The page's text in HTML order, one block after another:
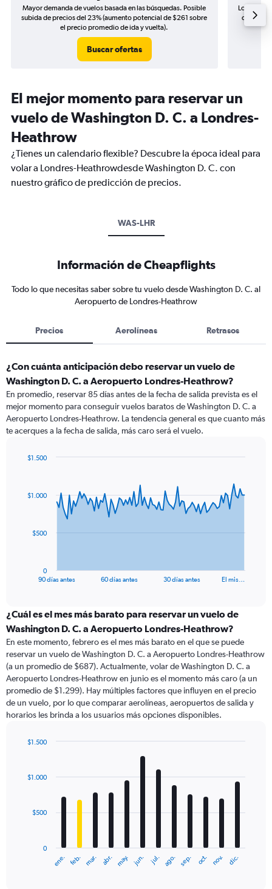
Mayor demanda de vuelos basada en las búsquedas. Posible
subida de precios del 23% (aumento potencial de $261 sobre
el precio promedio de ida y vuelta).
Buscar ofertas
Los
de
El mejor momento para reservar un
vuelo de Washington D. C. a Londres-
Heathrow
¿Tienes un calendario flexible? Descubre la época ideal para
volar a Londres-Heathrowdesde Washington D. C. con
nuestro gráfico de predicción de precios.
WAS-LHR
Información de Cheapflights
Todo lo que necesitas saber sobre tu vuelo desde Washington D. C. al
Aeropuerto de Londres-Heathrow
Precios Aerolíneas Retrasos
¿Con cuánta anticipación debo reservar un vuelo de
Washington D. C. a Aeropuerto Londres-Heathrow?
En promedio, reservar 85 días antes de la fecha de salida prevista es el
mejor momento para conseguir vuelos baratos de Washington D. C. a
Aeropuerto Londres-Heathrow. La tendencia general es que cuanto más
te acerques a la fecha de salida, más caro será el vuelo.
data
The
categories.
Range:
categories.
The
chart
has
1
Y
axis
values.
to
90 días antes 60 días antes 30 días antes El mis…
0
$500
$1.000
$1.500
¿Cuál es el mes más barato para reservar un vuelo de
Washington D. C. a Aeropuerto Londres-Heathrow?
En este momento, febrero es el mes más barato en el que se puede
reservar un vuelo de Washington D. C. a Aeropuerto Londres-Heathrow
(a un promedio de $687). Actualmente, volar de Washington D. C. a
Aeropuerto Londres-Heathrow en junio es el momento más caro (a un
promedio de $1.299). Hay múltiples factores que influyen en el precio
de un vuelo, por lo que comparar aerolíneas, aeropuertos de salida y
horarios les brinda a los usuarios más opciones disponibles.
with
12
The
ene. feb. mar. abr. may. jun. jul. ago. sep. oct. nov. dic.
0
$500
$1.000
$1.500